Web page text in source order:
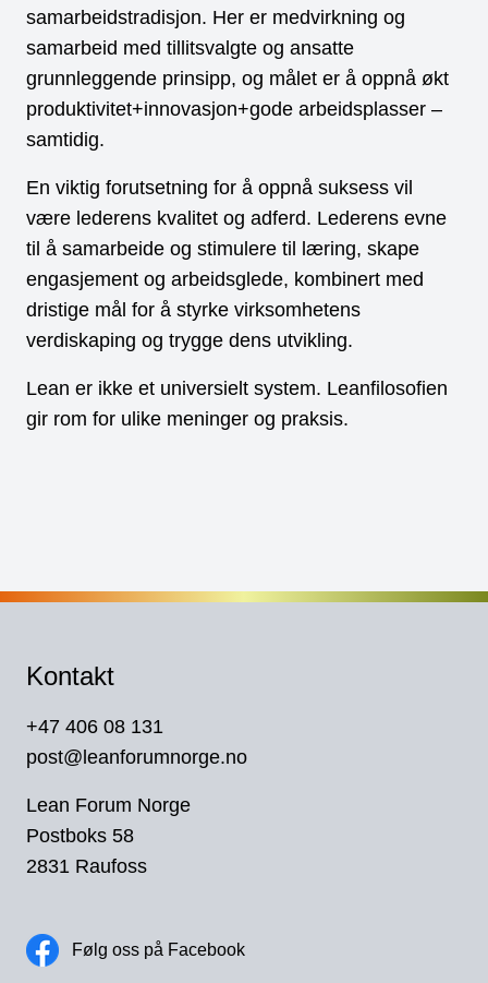
samarbeidstradisjon. Her er medvirkning og
samarbeid med tillitsvalgte og ansatte
grunnleggende prinsipp, og målet er å oppnå økt
produktivitet+innovasjon+gode arbeidsplasser –
samtidig.
En viktig forutsetning for å oppnå suksess vil
være lederens kvalitet og adferd. Lederens evne
til å samarbeide og stimulere til læring, skape
engasjement og arbeidsglede, kombinert med
dristige mål for å styrke virksomhetens
verdiskaping og trygge dens utvikling.
Lean er ikke et universielt system. Leanfilosofien
gir rom for ulike meninger og praksis.
Kontakt
+47 406 08 131
post@leanforumnorge.no
Lean Forum Norge
Postboks 58
2831 Raufoss
Følg oss på Facebook